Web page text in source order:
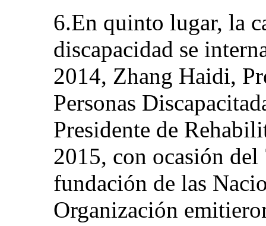
6.En quinto lugar, la
discapacidad se
2014, Zhang Haidi,
Personas
Presidente de
2015, con ocasión del
fundación de las
Organización